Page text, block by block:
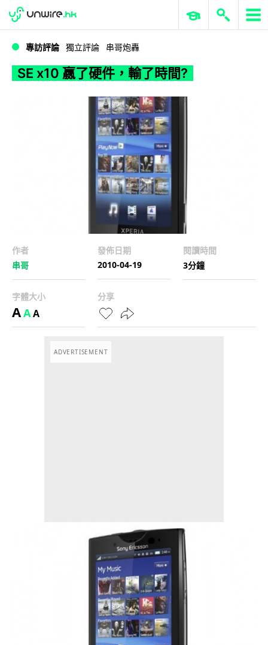
SE x10 嬴了硬件，輸了時間?
WWDC 2026 ERP 與商業 AI
專訪評論 獨立評論 串哥炮轟
SE x10 嬴了硬件，輸了時間?
作者
串哥
發佈日期
2010-04-19
閱讀時間
3分鐘
字體大小
AAA
分享
ADVERTISEMENT